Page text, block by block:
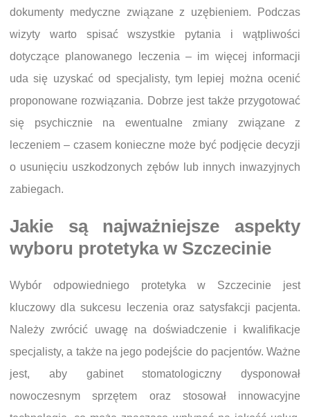
dokumenty medyczne związane z uzębieniem. Podczas
wizyty warto spisać wszystkie pytania i wątpliwości
dotyczące planowanego leczenia – im więcej informacji
uda się uzyskać od specjalisty, tym lepiej można ocenić
proponowane rozwiązania. Dobrze jest także przygotować
się psychicznie na ewentualne zmiany związane z
leczeniem – czasem konieczne może być podjęcie decyzji
o usunięciu uszkodzonych zębów lub innych inwazyjnych
zabiegach.
Jakie są najważniejsze aspekty
wyboru protetyka w Szczecinie
Wybór odpowiedniego protetyka w Szczecinie jest
kluczowy dla sukcesu leczenia oraz satysfakcji pacjenta.
Należy zwrócić uwagę na doświadczenie i kwalifikacje
specjalisty, a także na jego podejście do pacjentów. Ważne
jest, aby gabinet stomatologiczny dysponował
nowoczesnym sprzętem oraz stosował innowacyjne